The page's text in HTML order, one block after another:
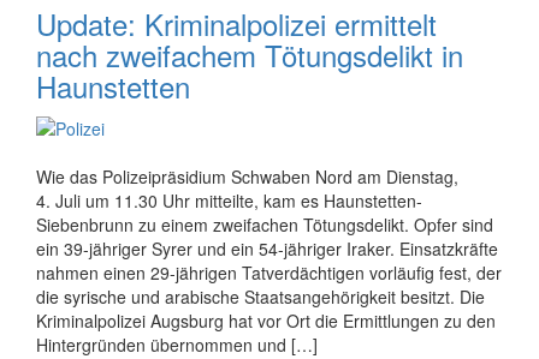
Update: Kriminalpolizei ermittelt
nach zweifachem Tötungsdelikt in
Haunstetten
Wie das Polizeipräsidium Schwaben Nord am Dienstag,
4. Juli um 11.30 Uhr mitteilte, kam es Haunstetten-
Siebenbrunn zu einem zweifachen Tötungsdelikt. Opfer sind
ein 39-jähriger Syrer und ein 54-jähriger Iraker. Einsatz­kräfte
nahmen einen 29-jährigen Tatver­dächtigen vorläufig fest, der
die syrische und arabische Staats­ange­hörigkeit besitzt. Die
Kriminalpolizei Augsburg hat vor Ort die Ermittlungen zu den
Hinter­gründen übernommen und […]